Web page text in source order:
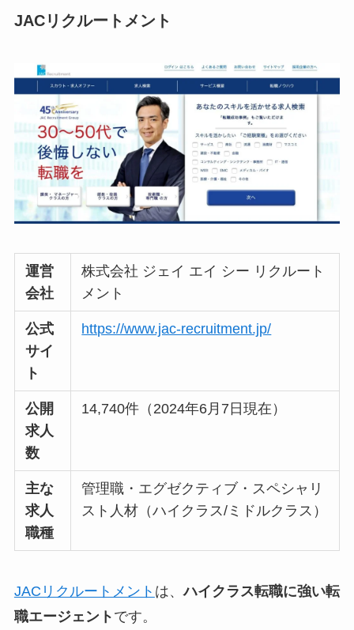
JACリクルートメント
運営
会社
株式会社 ジェイ エイ シー リクルート
メント
公式
サイ
ト
https://www.jac-recruitment.jp/
公開
求人
数
14,740件（2024年6月7日現在）
主な
求人
職種
管理職・エグゼクティブ・スペシャリ
スト人材（ハイクラス/ミドルクラス）
JACリクルートメント は、ハイクラス転職に強い転
職エージェント です。